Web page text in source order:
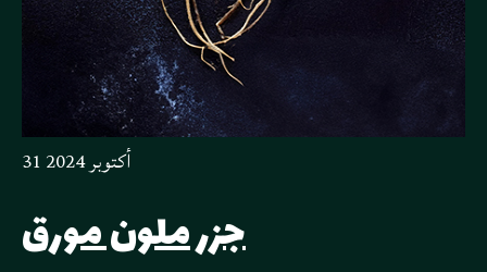
31 أكتوبر 2024
جزر ملون مورق